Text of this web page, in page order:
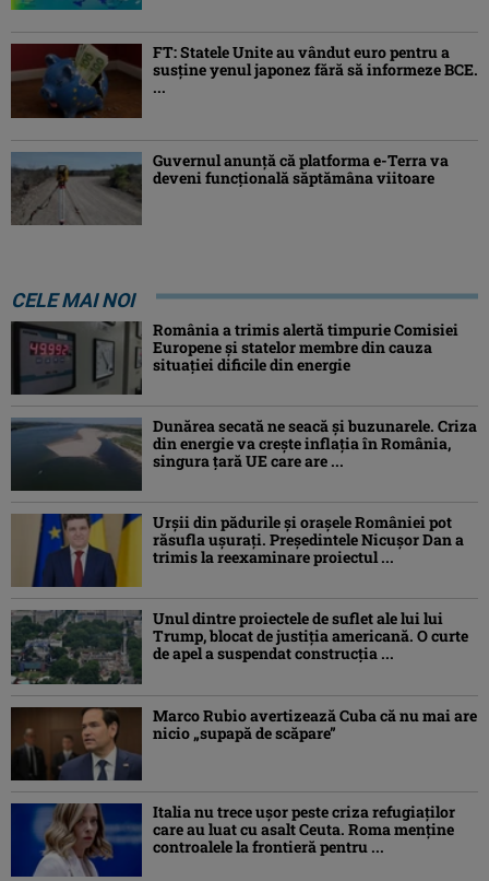
FT: Statele Unite au vândut euro pentru a
susține yenul japonez fără să informeze BCE.
...
Guvernul anunță că platforma e-Terra va
deveni funcţională săptămâna viitoare
CELE MAI NOI
România a trimis alertă timpurie Comisiei
Europene și statelor membre din cauza
situației dificile din energie
Dunărea secată ne seacă și buzunarele. Criza
din energie va crește inflația în România,
singura țară UE care are ...
Urșii din pădurile și orașele României pot
răsufla ușurați. Președintele Nicușor Dan a
trimis la reexaminare proiectul ...
Unul dintre proiectele de suflet ale lui lui
Trump, blocat de justiția americană. O curte
de apel a suspendat construcția ...
Marco Rubio avertizează Cuba că nu mai are
nicio „supapă de scăpare”
Italia nu trece ușor peste criza refugiaților
care au luat cu asalt Ceuta. Roma menține
controalele la frontieră pentru ...